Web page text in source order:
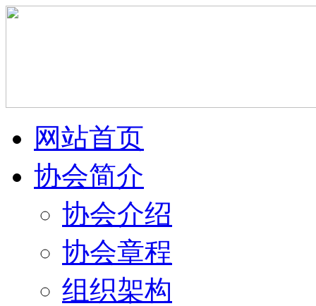
网站首页
协会简介
协会介绍
协会章程
组织架构